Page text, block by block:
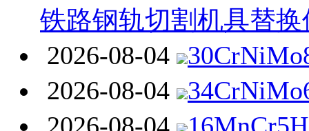
铁路钢轨切割机具替换
2026-08-04
2026-08-04